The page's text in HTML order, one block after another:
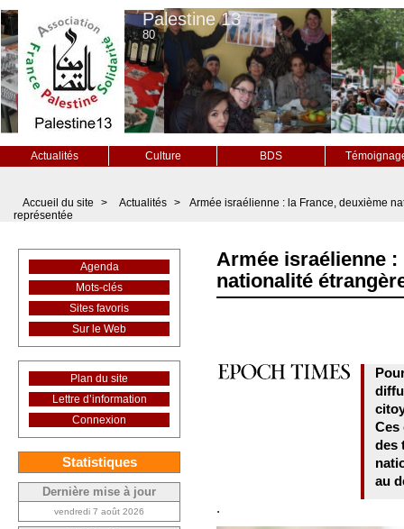
Palestine 13
80
Actualités Culture BDS
Accueil du site > Actualités >
Armée israélienne : la France, deuxième
représentée
Armée israélienne :
nationalité
Ces
des
au
.
Agenda
Mots-clés
Sites favoris
Sur le Web
Plan du site
Lettre d’information
Connexion
Statistiques
Dernière mise à jour
vendredi 7 août 2026